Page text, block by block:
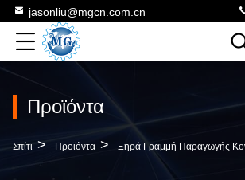
jasonliu@mgcn.com.cn
Προϊόντα
Σπίτι > Προϊόντα > Ξηρά Γραμμή Παραγωγής